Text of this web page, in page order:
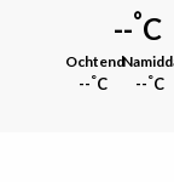
--°C
Ochtend
--°C --°C